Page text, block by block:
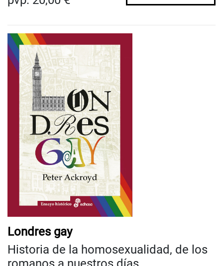
Londres gay
Historia de la homosexualidad, de los